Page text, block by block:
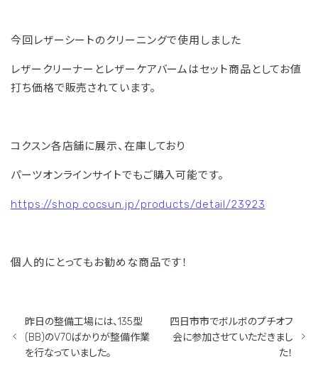
今回レザーシートのクリーニングで使用しました
レザークリーナーとレザーケアバームはセット商品としてお値
打ち価格で販売されています。
コクスン各店舗に展示、在庫しており
パーツオンラインサイトでもご購入可能です。
https://shop.cocsun.jp/products/detai l/23923
個人的にとってもお勧めな商品です！
昨日の整備工場には、135型
(BB)のV70ばかりが整備作業
を行なっていました。
四日市市でボルボのプチオフ
会に参加させていただきまし
た！